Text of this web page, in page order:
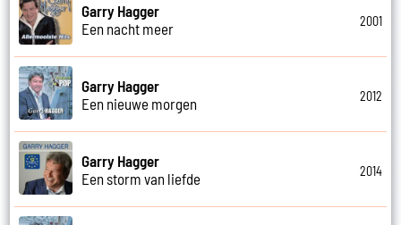
Garry Hagger
Een nacht meer
2001
Garry Hagger
Een nieuwe morgen
2012
Garry Hagger
Een storm van liefde
2014